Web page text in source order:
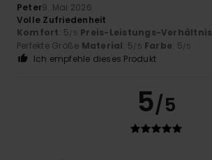
Peter9. Mai 2026
Volle Zufriedenheit
Komfort: 5 /5 Preis-Leistungs-Verhältnis
Perfekte Größe Material: 5 /5 Farbe: 5 /5
Ich empfehle dieses Produkt
5/5